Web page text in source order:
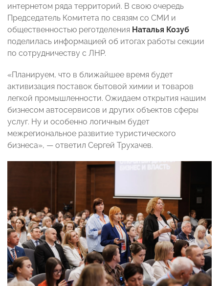
интернетом ряда территорий. В свою очередь
Председатель Комитета по связям со СМИ и
общественностью реготделения Наталья Козуб
поделилась информацией об итогах работы секции
по сотрудничеству с ЛНР.
«Планируем, что в ближайшее время будет
активизация поставок бытовой химии и товаров
легкой промышленности. Ожидаем открытия нашим
бизнесом автосервисов и других объектов сферы
услуг. Ну и особенно логичным будет
межрегиональное развитие туристического
бизнеса», — ответил Сергей Трухачев.